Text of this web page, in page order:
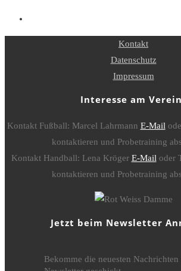
Kontakt
Datenschutz
Impressum
Interesse am
Kontakt Fußball: Marcel Lahrmann E-Mail
kontaktieren und Probetraining
Kontakt Handball: Lena Kröger E-Mail oder
kontaktieren und Probetraining
Jetzt beim Newsletter
Bekomme die neuesten Nachrichten